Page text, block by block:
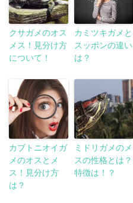
クサガメのオス
メス！見分け方
について！
カミツキガメと
スッポンの違い
は？
カブトニオイガ
メのオスとメ
ス！見分け方
は？
ミドリガメのメ
スの性格とは？
特徴は！？